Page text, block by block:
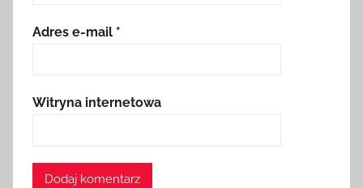
Adres e-mail *
Witryna internetowa